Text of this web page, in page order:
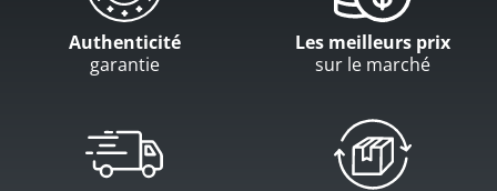
Authenticité
garantie
Les meilleurs prix
sur le marché